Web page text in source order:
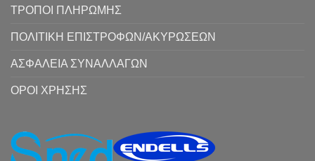
ΤΡΟΠΟΙ ΠΛΗΡΩΜΗΣ
ΠΟΛΙΤΙΚΗ ΕΠΙΣΤΡΟΦΩΝ/ΑΚΥΡΩΣΕΩΝ
ΑΣΦΑΛΕΙΑ ΣΥΝΑΛΛΑΓΩΝ
ΟΡΟΙ ΧΡΗΣΗΣ